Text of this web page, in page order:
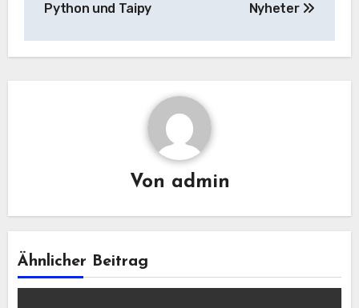
Python und Taipy
Nyheter
Von admin
Ähnlicher Beitrag